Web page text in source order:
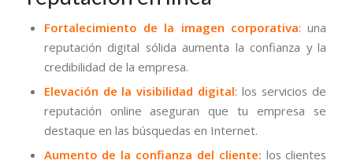
Fortalecimiento de la imagen corporativa: una
reputación digital sólida aumenta la confianza y la
credibilidad de la empresa.
Elevación de la visibilidad digital: los servicios de
reputación online aseguran que tu empresa se
destaque en las búsquedas en Internet.
Aumento de la confianza del cliente: los clientes